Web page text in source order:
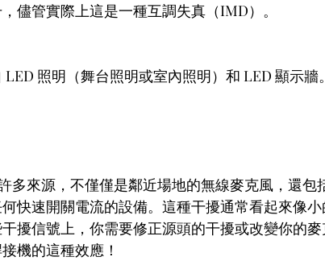
儘管實際上這是一種互調失真（IMD）。
照明（舞台照明或室內照明）和 LED 顯示牆
多來源，不僅僅是鄰近場地的無線麥克風，還包
快速開關電流的設備。這種干擾通常看起來像小
擾信號上，你需要修正源頭的干擾或改變你的
機的這種效應！